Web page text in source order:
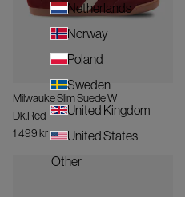
Milwauke Slim Suede W
Dk.Red
1 499 kr
Netherlands
Norway
Poland
Sweden
United Kingdom
United States
Other